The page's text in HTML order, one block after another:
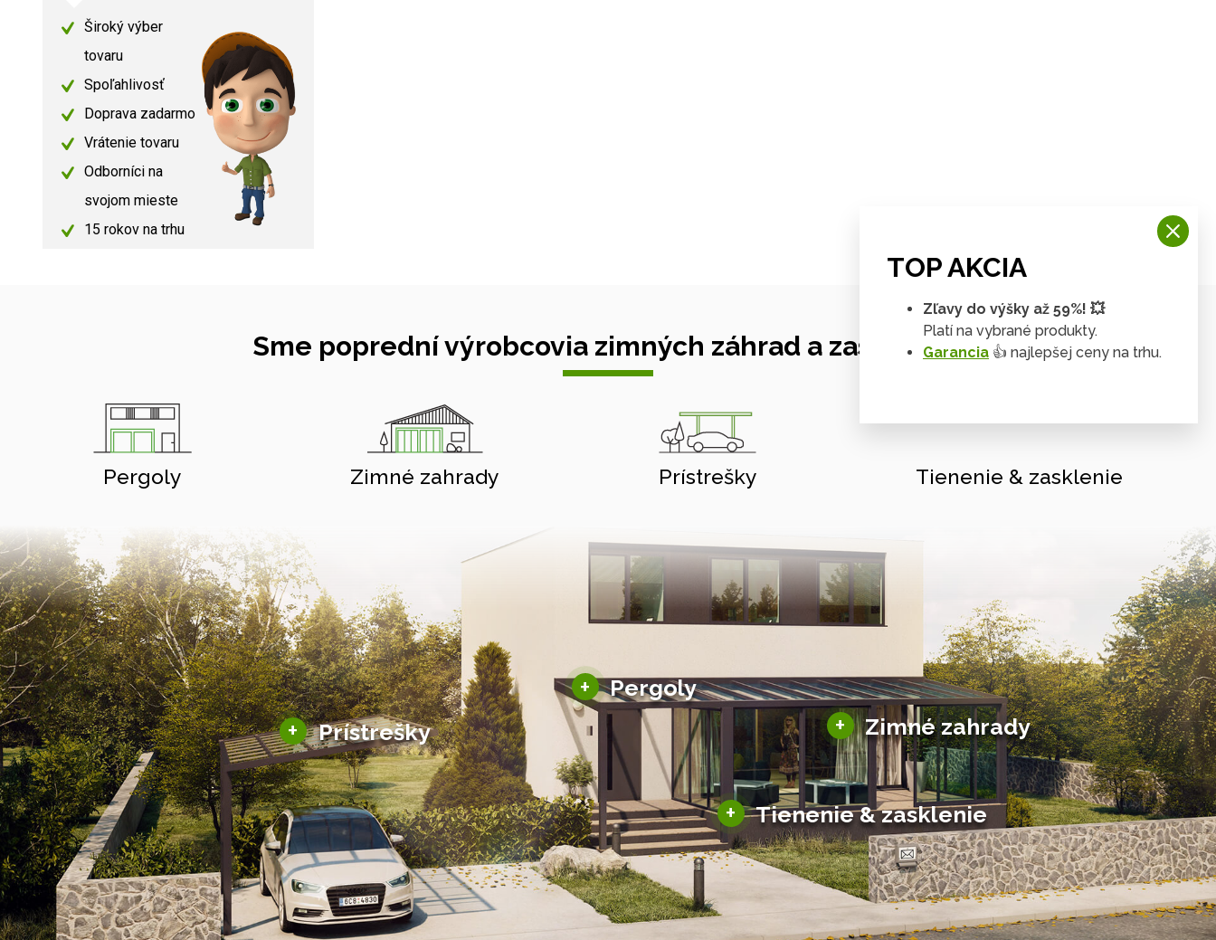
Široký výber
tovaru
Spoľahlivosť
Doprava zadarmo
Vrátenie tovaru
Odborníci na
svojom mieste
15 rokov na trhu
Sme poprední výrobcovia zimných záhrad a zastrešení
Pergoly Zimné zahrady Prístrešky Tienenie & zasklenie
+ Pergoly
Hliníkové pergoly
Bioklimatické pergoly
Altány a zastrešenie
Solárne pergoly
+ Zimné zahrady
Sezónne zimné záhrady
Hliníkové zimné záhrady
Posuvné zimné záhrady
Solárne zimné záhrady
+ Prístrešky
Hliníkové prístrešky
Solárne prístrešky pre auto
+ Tienenie & zasklenie
Tienenie
Zasklenie
TOP AKCIA
Zľavy do výšky až 59%! 💥
Platí na vybrané produkty.
Garancia 👍 najlepšej ceny na trhu.